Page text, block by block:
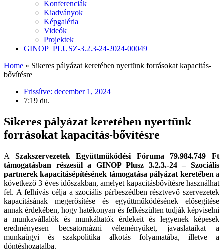
Konferenciák
Kiadványok
Képgaléria
Videók
Projektek
GINOP_PLUSZ-3.2.3-24-2024-00049
Home » Sikeres pályázat keretében nyertünk forrásokat kapacitás-
bővítésre
Frissítve: december 1, 2024
7:19 du.
Sikeres pályázat keretében nyertünk
forrásokat kapacitás-bővítésre
A Szakszervezetek Együttműködési Fóruma 79.984.749 Ft
támogatásban részesül a GINOP Plusz 3.2.3.-24 – Szociális
partnerek kapacitásépítésének támogatása pályázat keretében a
következő 3 éves időszakban, amelyet kapacitásbővítésre használhat
fel. A felhívás célja a szociális párbeszédben résztvevő szervezetek
kapacitásának megerősítése és együttműködésének elősegítése
annak érdekében, hogy hatékonyan és felkészülten tudják képviselni
a munkavállalók és munkáltatók érdekeit és legyenek képesek
eredményesen becsatornázni véleményüket, javaslataikat a
munkaügyi és szakpolitika alkotás folyamatába, illetve a
döntéshozatalba.